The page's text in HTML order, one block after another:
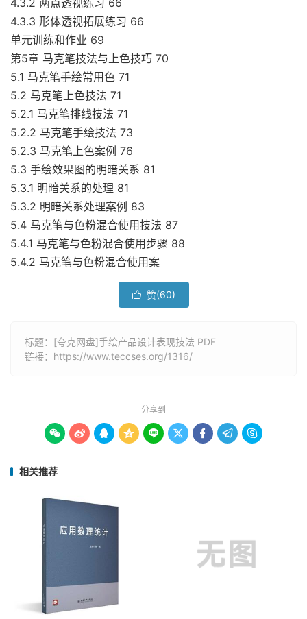
4.3.2 两点透视练习 66
4.3.3 形体透视拓展练习 66
单元训练和作业 69
第5章 马克笔技法与上色技巧 70
5.1 马克笔手绘常用色 71
5.2 马克笔上色技法 71
5.2.1 马克笔排线技法 71
5.2.2 马克笔手绘技法 73
5.2.3 马克笔上色案例 76
5.3 手绘效果图的明暗关系 81
5.3.1 明暗关系的处理 81
5.3.2 明暗关系处理案例 83
5.4 马克笔与色粉混合使用技法 87
5.4.1 马克笔与色粉混合使用步骤 88
5.4.2 马克笔与色粉混合使用案
 赞(60)
标题：[夸克网盘]手绘产品设计表现技法 PDF
链接： https://www.teccses.org/1316/
分享到
        
相关推荐